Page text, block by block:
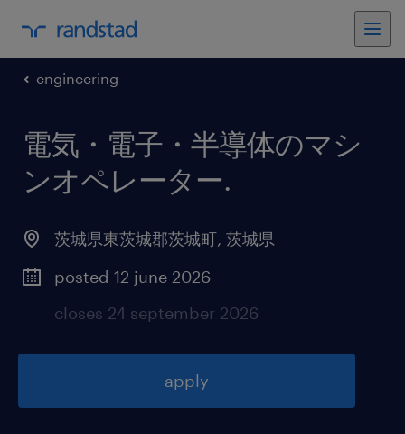
engineering
電気・電子・半導体のマシ
ンオペレーター.
茨城県東茨城郡茨城町, 茨城県
posted 12 june 2026
closes 24 september 2026
apply